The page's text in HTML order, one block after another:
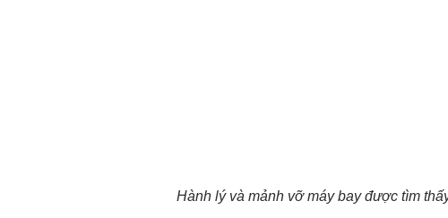
Hành lý và mảnh vỡ máy bay được tìm